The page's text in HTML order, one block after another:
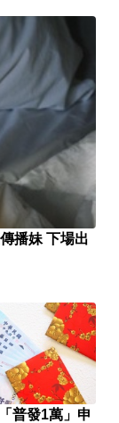
播妹 下場出
普發1萬」申